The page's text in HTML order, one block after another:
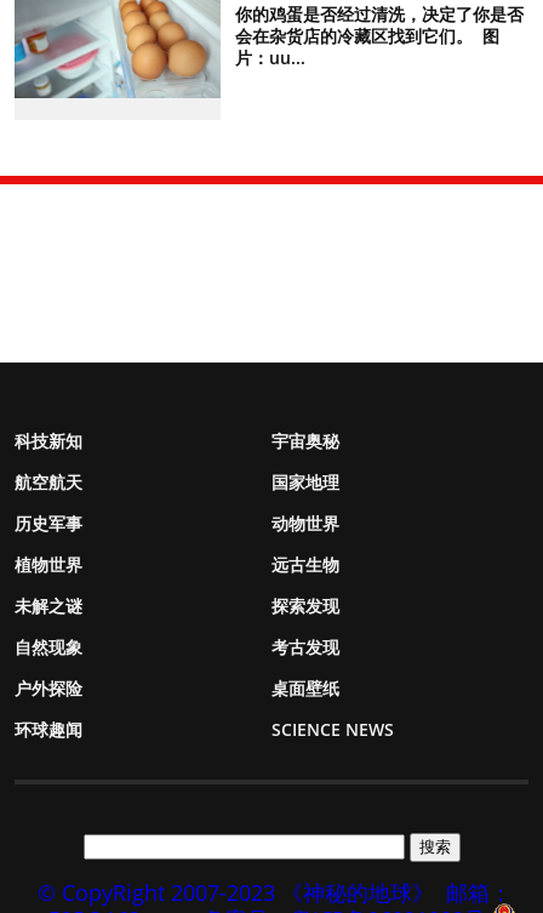
你的鸡蛋是否经过清洗，决定了你是否
会在杂货店的冷藏区找到它们。 图
片：uu...
科技新知
宇宙奥秘
航空航天
国家地理
历史军事
动物世界
植物世界
远古生物
未解之谜
探索发现
自然现象
考古发现
户外探险
桌面壁纸
环球趣闻
SCIENCE NEWS
© CopyRight 2007-2023 《神秘的地球》
邮箱：